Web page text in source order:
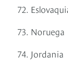
72.
73. Noruega
74. Jordania